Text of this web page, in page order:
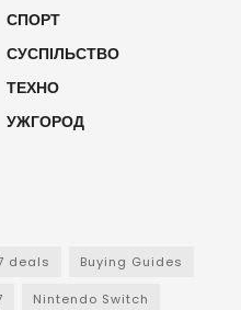
СПОРТ
СУСПІЛЬСТВО
ТЕХНО
УЖГОРОД
deals Buying Guides
Nintendo Switch